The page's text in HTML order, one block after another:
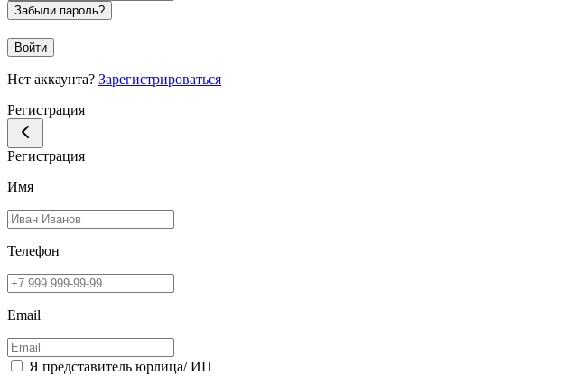
Забыли пароль?
Войти
Нет аккаунта? Зарегистрироваться
Регистрация
Регистрация
Имя
Телефон
Email
Я представитель юрлица/ ИП